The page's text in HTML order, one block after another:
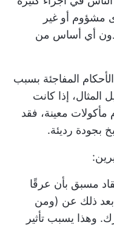
مشؤوم أو غير
دون أي أساس من
المفاجئة بسبب
المثال، إذا كانت
معينة، فقد
بجودة رديئة.
مسبق بأن عرقًا
بعد ذلك عن (ومن
وهذا يسبب تأثير